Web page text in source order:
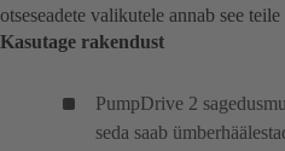
otseseadete valikutele annab see
Kasutage rakendust
PumpDrive 2
seda saab